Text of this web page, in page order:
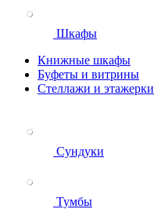
Шкафы
Книжные шкафы
Буфеты и витрины
Стеллажи и этажерки
Сундуки
Тумбы